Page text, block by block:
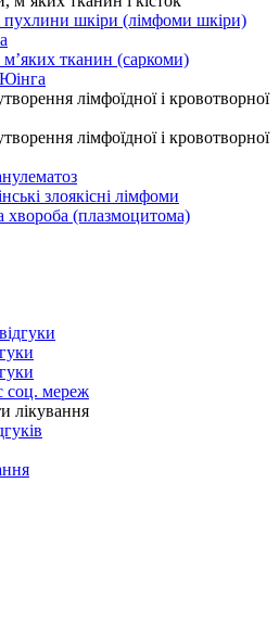
пухлини шкіри (лімфоми шкіри)
тканин (саркоми)
лімфоїдної і кровотворної
лімфоїдної і кровотворної
злоякісні лімфоми
хвороба (плазмоцитома)
соц. мереж
лікування